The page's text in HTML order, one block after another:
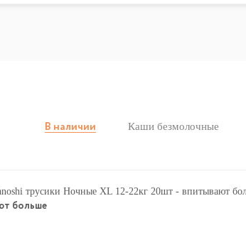
В наличии Каши безмолочные
больше